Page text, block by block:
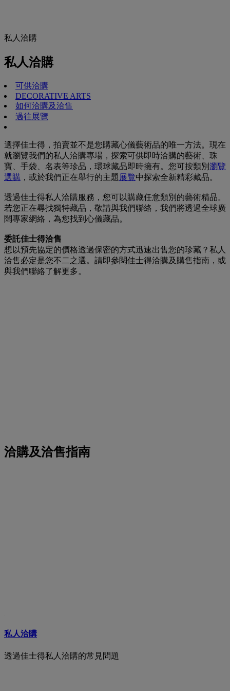
私人洽購
私人洽購
可供洽購
DECORATIVE ARTS
如何洽購及洽售
過往展覽
選擇佳士得，拍賣並不是您購藏心儀藝術品的唯一方法。現在
就瀏覽我們的私人洽購專場，探索可供即時洽購的藝術、珠
寶、手袋、名表等珍品，環球藏品即時擁有。您可按類別 瀏覽
選購 ，或於我們正在舉行的主題 展覽中探索全新精彩藏品。
透過佳士得私人洽購服務，您可以購藏任意類別的藝術精品。
若您正在尋找獨特藏品，敬請與我們聯絡，我們將透過全球廣
闊專家網絡，為您找到心儀藏品。
委託佳士得洽售
想以預先協定的價格透過保密的方式迅速出售您的珍藏？私人
洽售必定是您不二之選。請即參閱佳士得洽購及購售指南，或
與我們聯絡了解更多。
洽購及洽售指南
私人洽購
透過佳士得私人洽購的常見問題